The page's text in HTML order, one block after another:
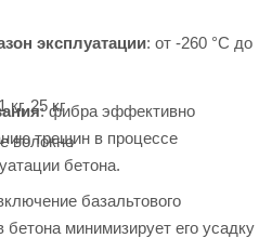
эксплуатации: от -260 °C до
кг, 25 кг
волокно
: фибра эффективно
трещин в процессе
бетона.
базальтового
минимизирует его усадку